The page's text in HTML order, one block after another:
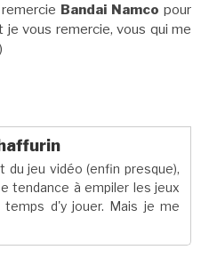
Bandai Namco pour
je vous remercie, vous qui me
du jeu vidéo (enfin presque),
tendance à empiler les jeux
temps d'y jouer. Mais je me